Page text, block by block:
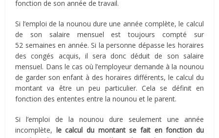
fonction de son année de travail.
Si l’emploi de la nounou dure une année complète, le calcul
de son salaire mensuel est toujours compté sur
52 semaines en année. Si la personne dépasse les horaires
des congés acquis, il sera donc déduit de son salaire
mensuel. Dans le cas où l’employeur demande à la nounou
de garder son enfant à des horaires différents, le calcul du
montant va être un peu particulier. Cela se définit en
fonction des ententes entre la nounou et le parent.
Si l’emploi de la nounou dure seulement une année
incomplète, le calcul du montant se fait en fonction du